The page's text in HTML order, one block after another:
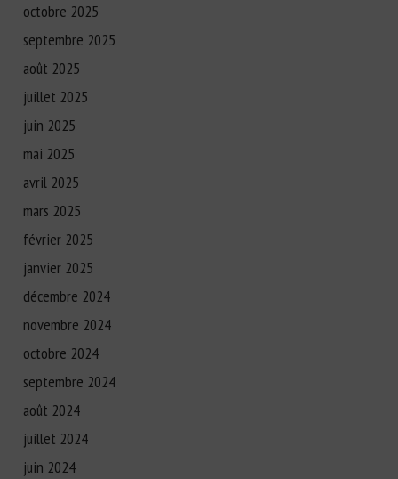
octobre 2025
septembre 2025
août 2025
juillet 2025
juin 2025
mai 2025
avril 2025
mars 2025
février 2025
janvier 2025
décembre 2024
novembre 2024
octobre 2024
septembre 2024
août 2024
juillet 2024
juin 2024